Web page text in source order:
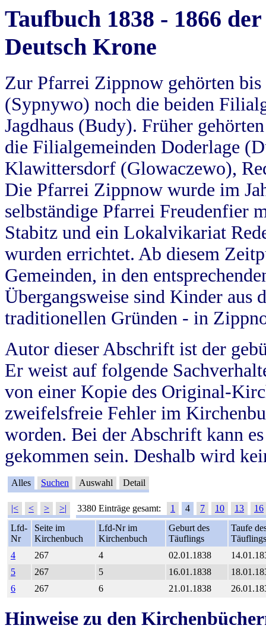
Taufbuch 1838 - 1866
Deutsch Krone
Zur Pfarrei Zippnow gehörten
(Sypnywo) noch die beiden
Jagdhaus (Budy). Früher
die Filialgemeinden Doderlage
Klawittersdorf (Glowaczewo),
Die Pfarrei Zippnow wurde im
selbständige Pfarrei Freudenfier
Stabitz und ein Lokalvikariat
wurden errichtet. Ab diesem
Gemeinden, in den
Übergangsweise sind Kinder aus
traditionellen Gründen - in
Autor dieser Abschrift ist der
Er weist auf folgende
von einer Kopie des Original-
zweifelsfreie Fehler im
worden. Bei der Abschrift kann
gekommen sein. Deshalb wird
Alles Suchen Auswahl Detail
|< < > >| 3380 Einträge gesamt: 1 4 7 10 13
16
Lfd-
Nr
Seite im
Kirchenbuch
Lfd-Nr im
Kirchenbuch
Geburt des
Täuflings
Taufe
Täuflings
4
267 4 02.01.1838
5
267 5 16.01.1838
6
267 6 21.01.1838
Hinweise zu den